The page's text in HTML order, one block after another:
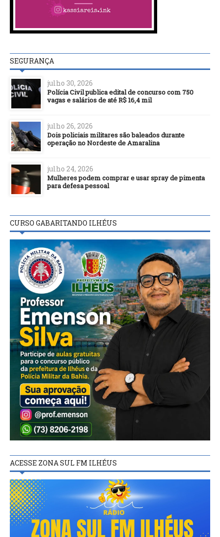
SEGURANÇA
julho 30, 2026
Polícia Civil publica edital de concurso com 750
vagas e salários de até R$ 16,4 mil
julho 26, 2026
Dois policiais militares são baleados durante
operação no Nordeste de Amaralina
julho 24, 2026
Mulheres podem comprar e usar spray de pimenta
para defesa pessoal
CURSO GABARITANDO ILHÉUS
ACESSE ZONA SUL FM ILHÉUS